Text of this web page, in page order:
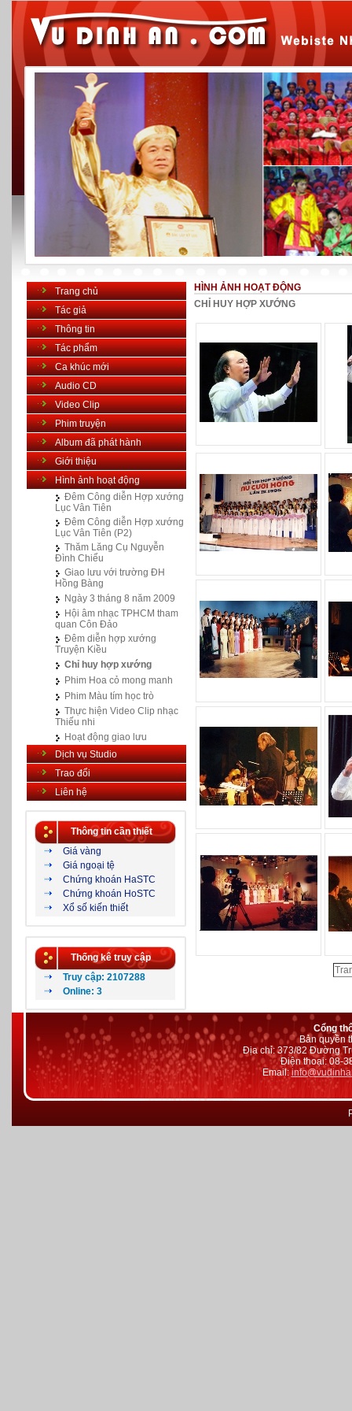
Trang chủ
Tác giả
Thông tin
Tác phẩm
Ca khúc mới
Audio CD
Video Clip
Phim truyện
Album đã phát hành
Giới thiệu
Hình ảnh hoạt động
Đêm Công diễn Hợp xướng
Lục Vân Tiên
Đêm Công diễn Hợp xướng
Lục Vân Tiên (P2)
Thăm Lăng Cụ Nguyễn
Đình Chiểu
Giao lưu với trường ĐH
Hồng Bàng
Ngày 3 tháng 8 năm 2009
Hội âm nhạc TPHCM tham
quan Côn Đảo
Đêm diễn hợp xướng
Truyện Kiều
Chỉ huy hợp xướng
Phim Hoa cỏ mong manh
Phim Màu tím học trò
Thực hiện Video Clip nhạc
Thiếu nhi
Hoạt động giao lưu
Dịch vụ Studio
Trao đổi
Liên hệ
Thông tin cần thiết
Giá vàng
Giá ngoại tệ
Chứng khoán HaSTC
Chứng khoán HoSTC
Xổ số kiến thiết
Thống kê truy cập
Truy cập: 2107288
Online: 3
HÌNH ẢNH HOẠT ĐỘNG
CHỈ HUY HỢP XƯỚNG
Cổng
Bản quyền
Địa chỉ: 373/82 Đường
Điện thoại: 08-
Email: